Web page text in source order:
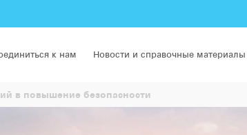
к нам Новости и справочные материалы
в повышение безопасности